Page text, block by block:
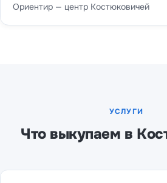
Ориентир — центр Костюковичей
УСЛУГИ
Что выкупаем в